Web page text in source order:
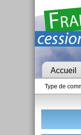
Accueil
Type de